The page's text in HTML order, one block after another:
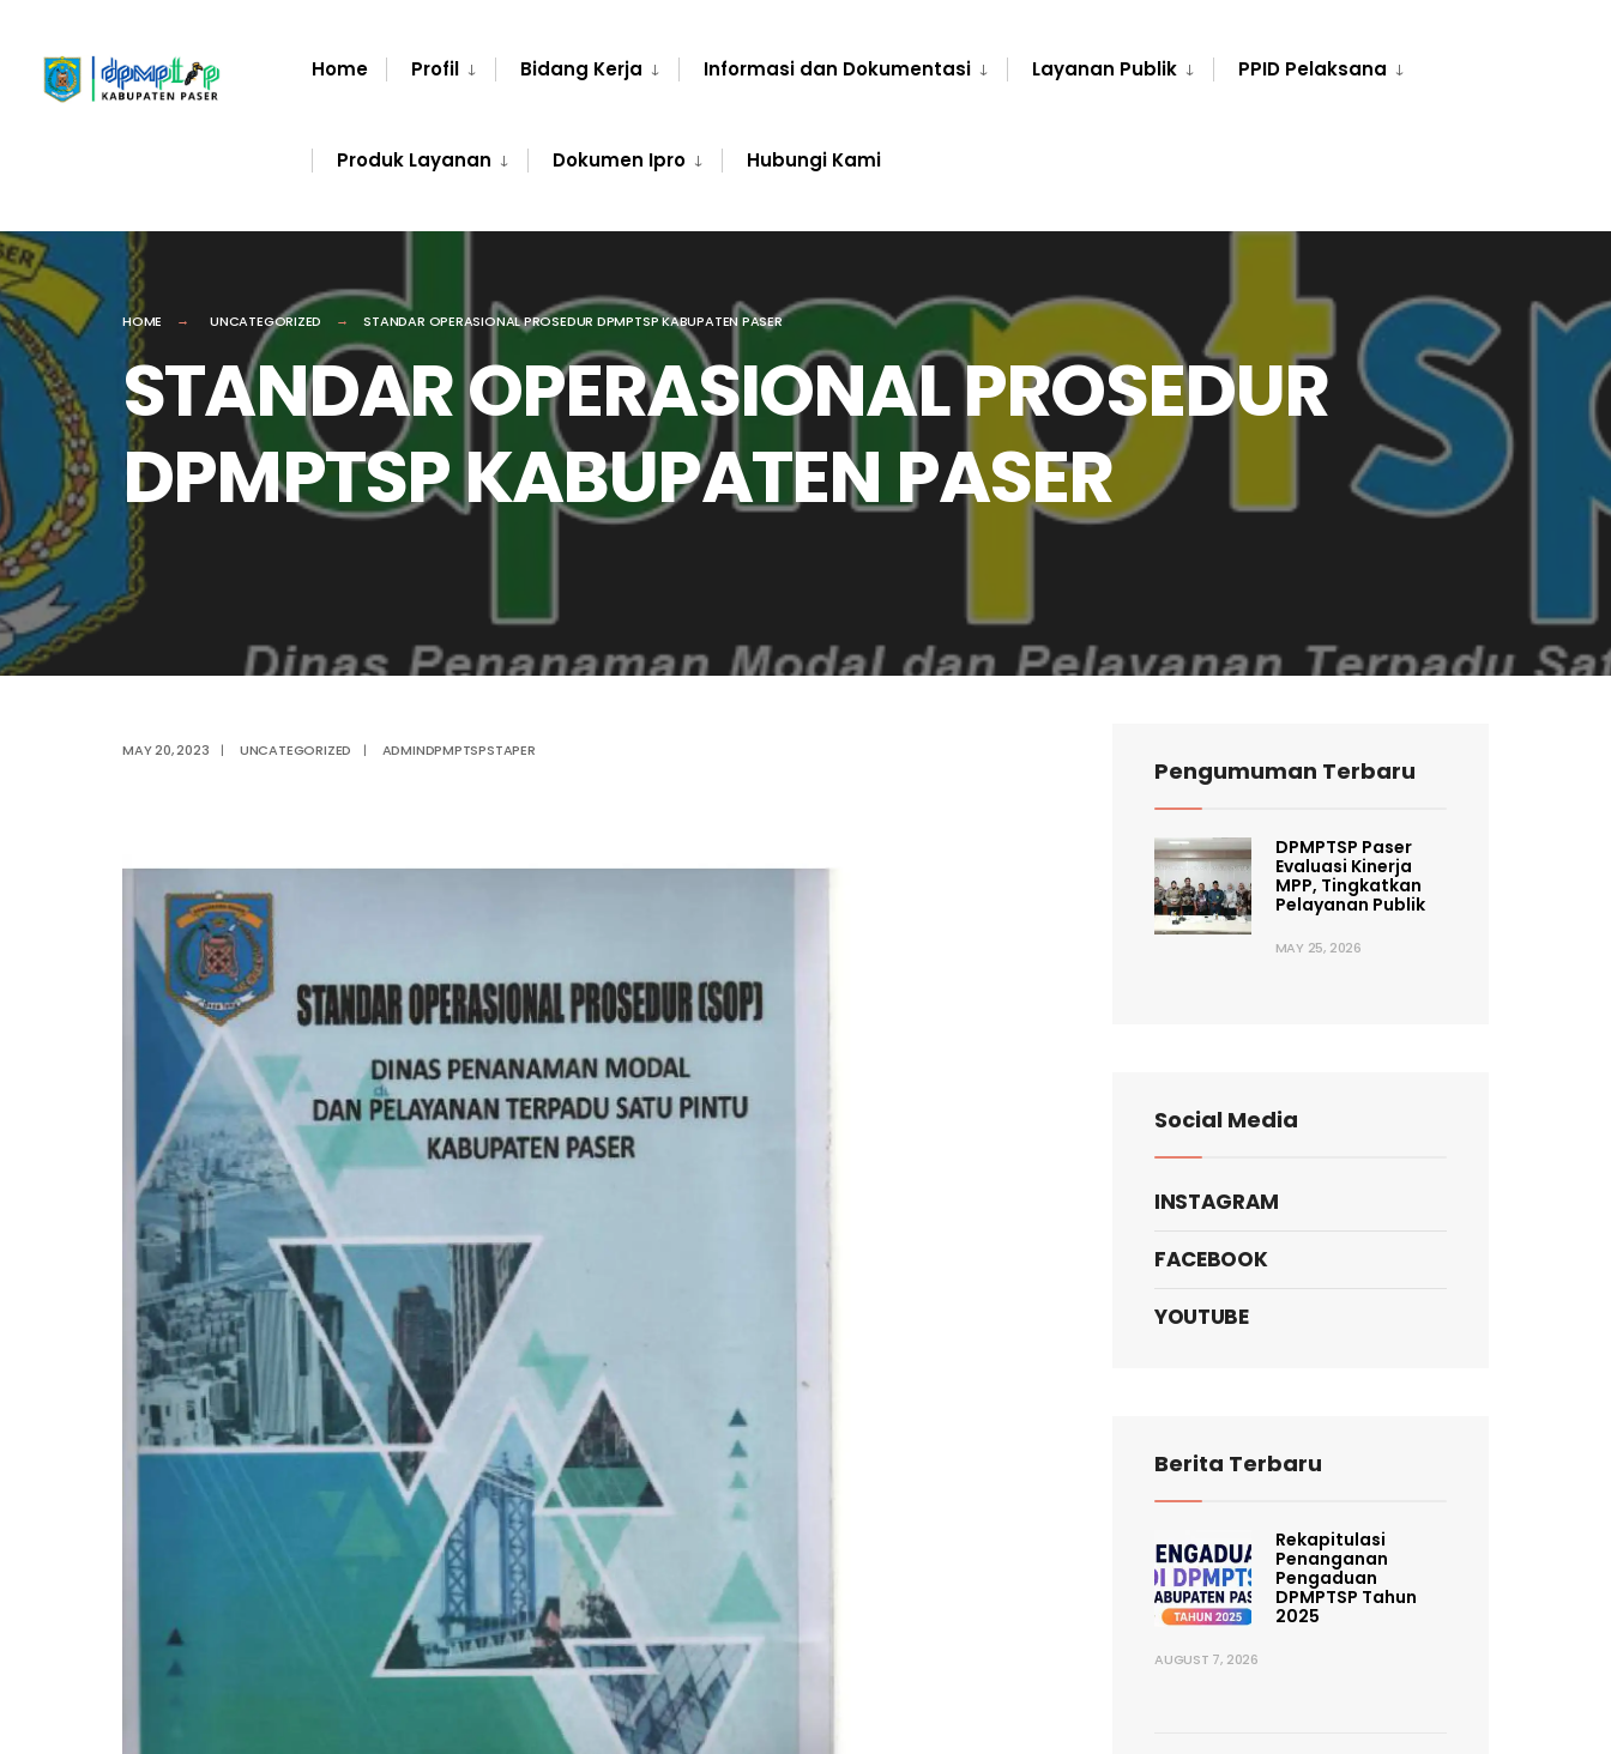
Home Profil Bidang Kerja Informasi dan Dokumentasi Layanan Publik PPID Pelaksana
Produk Layanan Dokumen Ipro Hubungi Kami
HOME UNCATEGORIZED STANDAR OPERASIONAL PROSEDUR DPMPTSP KABUPATEN PASER
STANDAR OPERASIONAL PROSEDUR
DPMPTSP KABUPATEN PASER
MAY 20, 2023 | UNCATEGORIZED | ADMINDPMPTSPSTAPER
Pengumuman Terbaru
DPMPTSP Paser
Evaluasi Kinerja
MPP, Tingkatkan
Pelayanan Publik
MAY 25, 2026
Social Media
INSTAGRAM
FACEBOOK
YOUTUBE
Berita Terbaru
Rekapitulasi
Penanganan
Pengaduan
DPMPTSP Tahun
2025
AUGUST 7, 2026